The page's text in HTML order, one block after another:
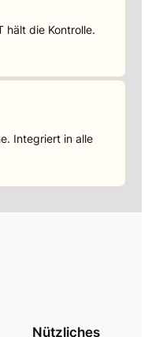
hält die Kontrolle.
Integriert in alle
Nützliches